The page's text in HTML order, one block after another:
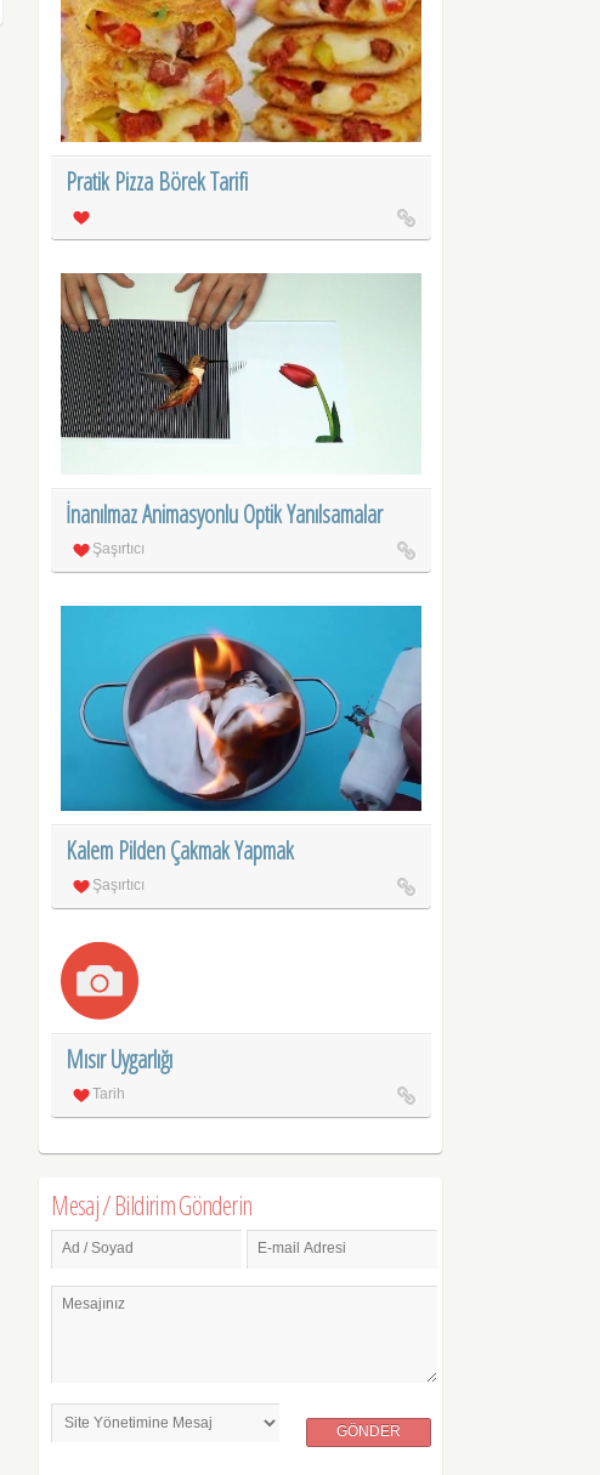
Pratik Pizza Börek Tarifi
İnanılmaz Animasyonlu Optik Yanılsamalar
Şaşırtıcı
Kalem Pilden Çakmak Yapmak
Şaşırtıcı
Mısır Uygarlığı
Tarih
Mesaj / Bildirim Gönderin
Ad / Soyad E-mail Adresi
Mesajınız
GÖNDER